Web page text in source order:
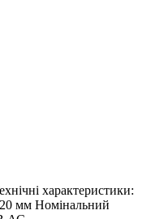
характеристики:
мм Номінальний